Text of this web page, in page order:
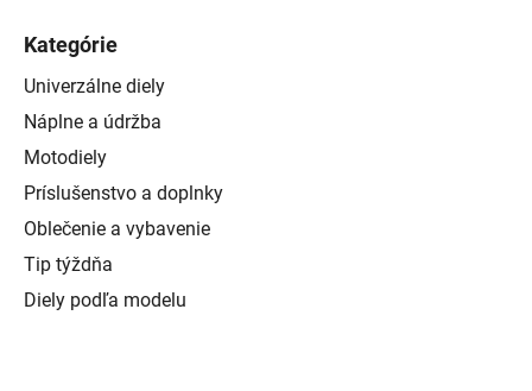
Kategórie
Univerzálne diely
Náplne a údržba
Motodiely
Príslušenstvo a doplnky
Oblečenie a vybavenie
Tip týždňa
Diely podľa modelu